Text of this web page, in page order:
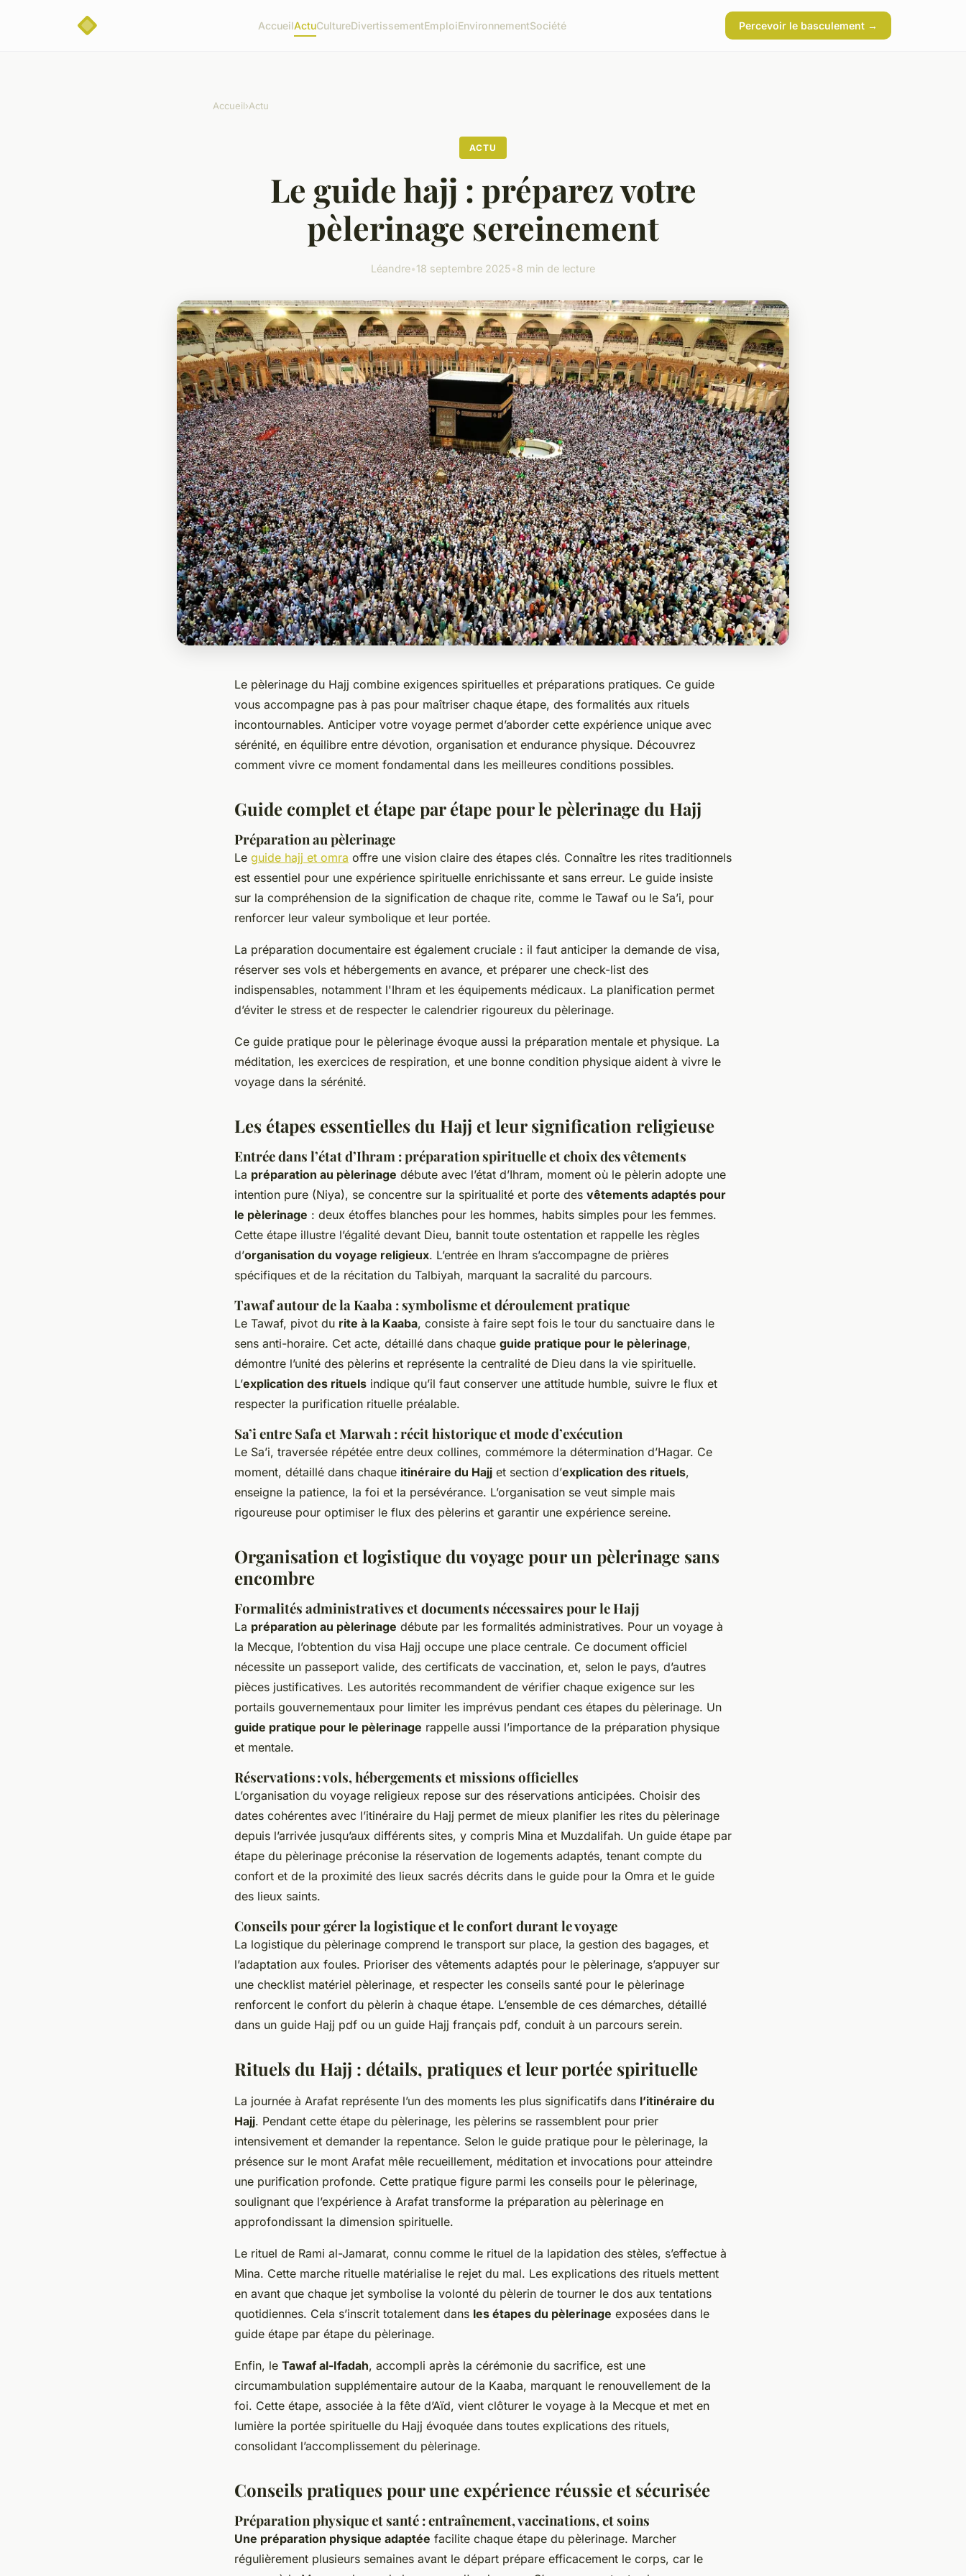
AccueilActuCultureDivertissementEmploiEnvironnementSociété Percevoir le basculement →
Accueil›Actu
ACTU
Le guide hajj : préparez votre
pèlerinage sereinement
Léandre•18 septembre 2025•8 min de lecture
Le pèlerinage du Hajj combine exigences spirituelles et préparations pratiques. Ce guide
vous accompagne pas à pas pour maîtriser chaque étape, des formalités aux rituels
incontournables. Anticiper votre voyage permet d’aborder cette expérience unique avec
sérénité, en équilibre entre dévotion, organisation et endurance physique. Découvrez
comment vivre ce moment fondamental dans les meilleures conditions possibles.
Guide complet et étape par étape pour le pèlerinage du Hajj
Préparation au pèlerinage
Le guide hajj et omra offre une vision claire des étapes clés. Connaître les rites traditionnels
est essentiel pour une expérience spirituelle enrichissante et sans erreur. Le guide insiste
sur la compréhension de la signification de chaque rite, comme le Tawaf ou le Sa’i, pour
renforcer leur valeur symbolique et leur portée.
La préparation documentaire est également cruciale : il faut anticiper la demande de visa,
réserver ses vols et hébergements en avance, et préparer une check-list des
indispensables, notamment l'Ihram et les équipements médicaux. La planification permet
d’éviter le stress et de respecter le calendrier rigoureux du pèlerinage.
Ce guide pratique pour le pèlerinage évoque aussi la préparation mentale et physique. La
méditation, les exercices de respiration, et une bonne condition physique aident à vivre le
voyage dans la sérénité.
Les étapes essentielles du Hajj et leur signification religieuse
Entrée dans l’état d’Ihram : préparation spirituelle et choix des vêtements
La préparation au pèlerinage débute avec l’état d’Ihram, moment où le pèlerin adopte une
intention pure (Niya), se concentre sur la spiritualité et porte des vêtements adaptés pour
le pèlerinage : deux étoffes blanches pour les hommes, habits simples pour les femmes.
Cette étape illustre l’égalité devant Dieu, bannit toute ostentation et rappelle les règles
d’organisation du voyage religieux. L’entrée en Ihram s’accompagne de prières
spécifiques et de la récitation du Talbiyah, marquant la sacralité du parcours.
Tawaf autour de la Kaaba : symbolisme et déroulement pratique
Le Tawaf, pivot du rite à la Kaaba, consiste à faire sept fois le tour du sanctuaire dans le
sens anti-horaire. Cet acte, détaillé dans chaque guide pratique pour le pèlerinage,
démontre l’unité des pèlerins et représente la centralité de Dieu dans la vie spirituelle.
L’explication des rituels indique qu’il faut conserver une attitude humble, suivre le flux et
respecter la purification rituelle préalable.
Sa’i entre Safa et Marwah : récit historique et mode d’exécution
Le Sa’i, traversée répétée entre deux collines, commémore la détermination d’Hagar. Ce
moment, détaillé dans chaque itinéraire du Hajj et section d’explication des rituels,
enseigne la patience, la foi et la persévérance. L’organisation se veut simple mais
rigoureuse pour optimiser le flux des pèlerins et garantir une expérience sereine.
Organisation et logistique du voyage pour un pèlerinage sans
encombre
Formalités administratives et documents nécessaires pour le Hajj
La préparation au pèlerinage débute par les formalités administratives. Pour un voyage à
la Mecque, l’obtention du visa Hajj occupe une place centrale. Ce document officiel
nécessite un passeport valide, des certificats de vaccination, et, selon le pays, d’autres
pièces justificatives. Les autorités recommandent de vérifier chaque exigence sur les
portails gouvernementaux pour limiter les imprévus pendant ces étapes du pèlerinage. Un
guide pratique pour le pèlerinage rappelle aussi l’importance de la préparation physique
et mentale.
Réservations : vols, hébergements et missions officielles
L’organisation du voyage religieux repose sur des réservations anticipées. Choisir des
dates cohérentes avec l’itinéraire du Hajj permet de mieux planifier les rites du pèlerinage
depuis l’arrivée jusqu’aux différents sites, y compris Mina et Muzdalifah. Un guide étape par
étape du pèlerinage préconise la réservation de logements adaptés, tenant compte du
confort et de la proximité des lieux sacrés décrits dans le guide pour la Omra et le guide
des lieux saints.
Conseils pour gérer la logistique et le confort durant le voyage
La logistique du pèlerinage comprend le transport sur place, la gestion des bagages, et
l’adaptation aux foules. Prioriser des vêtements adaptés pour le pèlerinage, s’appuyer sur
une checklist matériel pèlerinage, et respecter les conseils santé pour le pèlerinage
renforcent le confort du pèlerin à chaque étape. L’ensemble de ces démarches, détaillé
dans un guide Hajj pdf ou un guide Hajj français pdf, conduit à un parcours serein.
Rituels du Hajj : détails, pratiques et leur portée spirituelle
La journée à Arafat représente l’un des moments les plus significatifs dans l’itinéraire du
Hajj. Pendant cette étape du pèlerinage, les pèlerins se rassemblent pour prier
intensivement et demander la repentance. Selon le guide pratique pour le pèlerinage, la
présence sur le mont Arafat mêle recueillement, méditation et invocations pour atteindre
une purification profonde. Cette pratique figure parmi les conseils pour le pèlerinage,
soulignant que l’expérience à Arafat transforme la préparation au pèlerinage en
approfondissant la dimension spirituelle.
Le rituel de Rami al-Jamarat, connu comme le rituel de la lapidation des stèles, s’effectue à
Mina. Cette marche rituelle matérialise le rejet du mal. Les explications des rituels mettent
en avant que chaque jet symbolise la volonté du pèlerin de tourner le dos aux tentations
quotidiennes. Cela s’inscrit totalement dans les étapes du pèlerinage exposées dans le
guide étape par étape du pèlerinage.
Enfin, le Tawaf al-Ifadah, accompli après la cérémonie du sacrifice, est une
circumambulation supplémentaire autour de la Kaaba, marquant le renouvellement de la
foi. Cette étape, associée à la fête d’Aïd, vient clôturer le voyage à la Mecque et met en
lumière la portée spirituelle du Hajj évoquée dans toutes explications des rituels,
consolidant l’accomplissement du pèlerinage.
Conseils pratiques pour une expérience réussie et sécurisée
Préparation physique et santé : entraînement, vaccinations, et soins
Une préparation physique adaptée facilite chaque étape du pèlerinage. Marcher
régulièrement plusieurs semaines avant le départ prépare efficacement le corps, car le